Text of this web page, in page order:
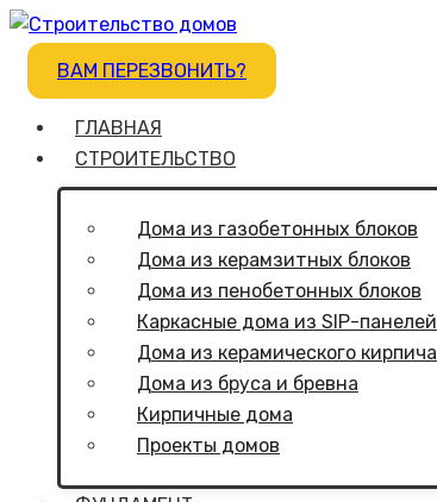
ВАМ ПЕРЕЗВОНИТЬ?
ГЛАВНАЯ
СТРОИТЕЛЬСТВО
Дома из газобетонных блоков
Дома из керамзитных блоков
Дома из пенобетонных блоков
Каркасные дома из SIP-панелей
Дома из керамического кирпича
Дома из бруса и бревна
Кирпичные дома
Проекты домов